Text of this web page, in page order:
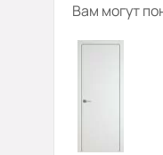
Вам могут